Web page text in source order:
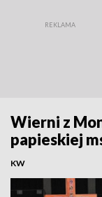
Wierni z
papieskiej
KW